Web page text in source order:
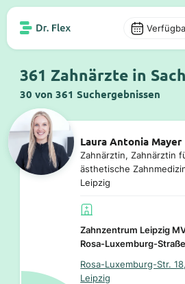
361 Zahnärzte in
30 von 361 Suchergebnissen
Laura Antonia Mayer
Zahnärztin, Zahnärztin
ästhetische
Leipzig
Zahnzentrum Leipzig
Rosa-Luxemburg-
Rosa-Luxemburg-Str.
Leipzig